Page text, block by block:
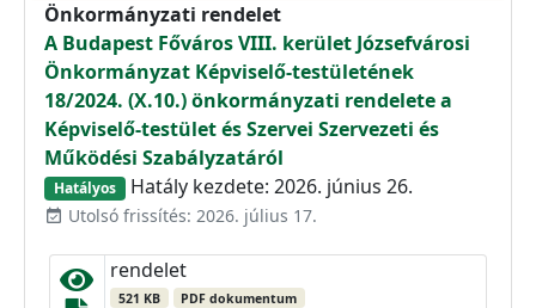
Önkormányzati rendelet
A Budapest Főváros VIII. kerület Józsefvárosi
Önkormányzat Képviselő-testületének
18/2024. (X.10.) önkormányzati rendelete a
Képviselő-testület és Szervei Szervezeti és
Működési Szabályzatáról
Hatályos Hatály kezdete: 2026. június 26.
event_available Utolsó frissítés: 2026. július 17.
rendelet
521 KB PDF dokumentum